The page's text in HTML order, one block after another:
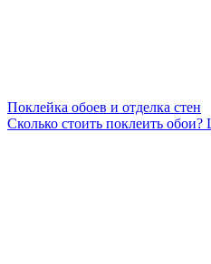
Поклейка обоев и отделка стен
Сколько стоить поклеить